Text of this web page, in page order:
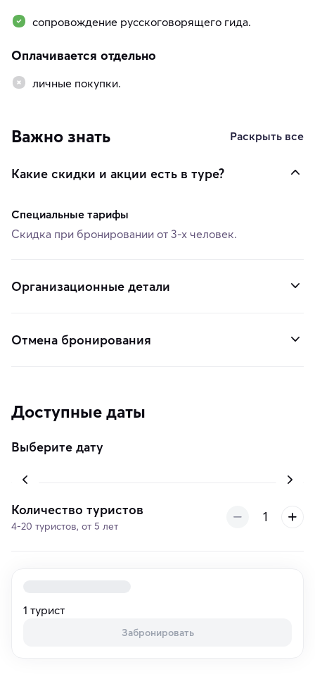
сопровождение русскоговорящего гида.
Оплачивается отдельно
личные покупки.
Важно знать Раскрыть все
Какие скидки и акции есть в туре?
Специальные тарифы
Скидка при бронировании от 3-х человек.
Организационные детали
Отмена бронирования
Доступные даты
Выберите дату
Количество туристов
4-20 туристов, от 5 лет
1 турист
Забронировать